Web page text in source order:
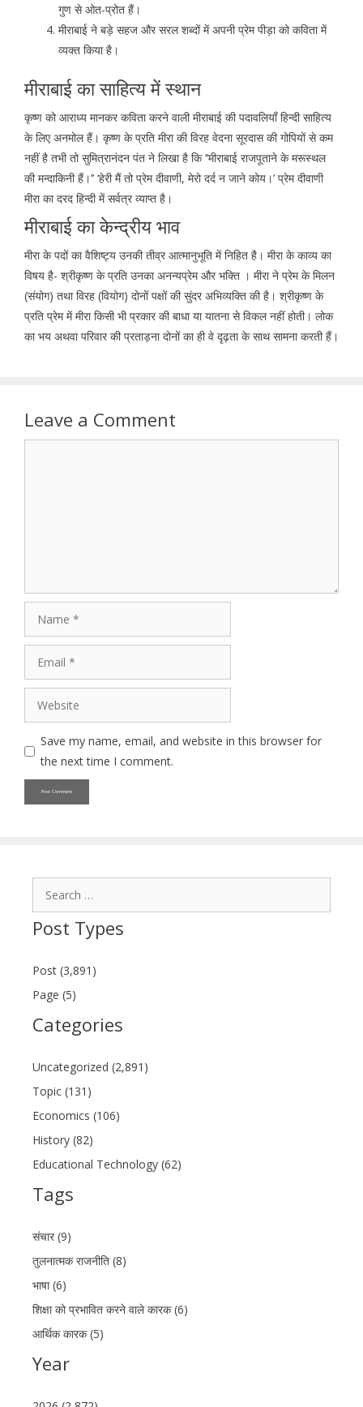
गुण से ओत-प्रोत हैं।
मीराबाई ने बड़े सहज और सरल शब्दों में अपनी प्रेम पीड़ा को कविता में
व्यक्त किया है।
मीराबाई का साहित्य में स्थान
कृष्ण को आराध्य मानकर कविता करने वाली मीराबाई की पदावलियाँ हिन्दी साहित्य
के लिए अनमोल हैं। कृष्ण के प्रति मीरा की विरह वेदना सूरदास की गोपियों से कम
नहीं है तभी तो सुमित्रानंदन पंत ने लिखा है कि‘‘मीराबाई राजपूताने के मरूस्थल
की मन्दाकिनी हैं।’’ ‘हेरी मैं तो प्रेम दीवाणी, मेरो दर्द न जाने कोय।’ प्रेम दीवाणी
मीरा का दरद हिन्दी में सर्वत्र व्याप्त है।
मीराबाई का केन्द्रीय भाव
मीरा के पदों का वैशिष्ट्य उनकी तीव्र आत्मानुभूति में निहित है। मीरा के काव्य का
विषय है- श्रीकृष्ण के प्रति उनका अनन्यप्रेम और भक्ति । मीरा ने प्रेम के मिलन
(संयोग) तथा विरह (वियोग) दोनों पक्षों की सुंदर अभिव्यक्ति की है। श्रीकृष्ण के
प्रति प्रेम में मीरा किसी भी प्रकार की बाधा या यातना से विकल नहीं होती। लोक
का भय अथवा परिवार की प्रताड़ना दोनों का ही वे दृढ़ता के साथ सामना करती हैं।
Leave a Comment
Website
Save my name, email, and website in this browser for
the next time I comment.
Post Types
Post (3,891)
Page (5)
Categories
Uncategorized (2,891)
Topic (131)
Economics (106)
History (82)
Educational Technology (62)
Tags
संचार (9)
तुलनात्मक राजनीति (8)
भाषा (6)
शिक्षा को प्रभावित करने वाले कारक (6)
आर्थिक कारक (5)
Year